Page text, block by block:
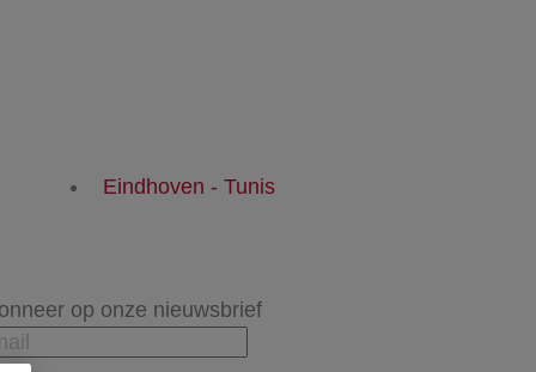
Eindhoven - Tunis
op onze nieuwsbrief